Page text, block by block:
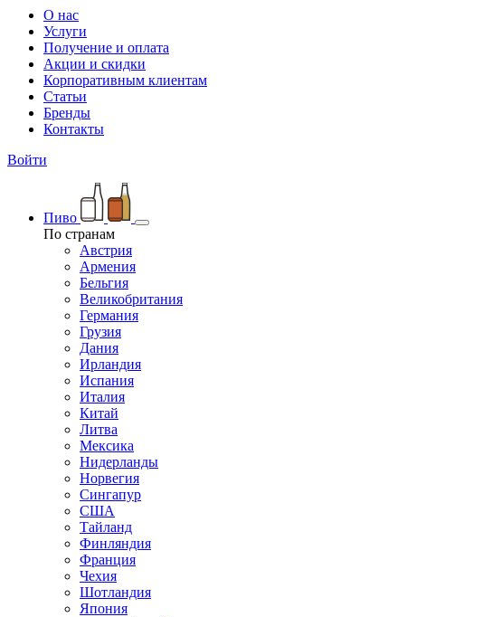
О нас
Услуги
Получение и оплата
Акции и скидки
Корпоративным клиентам
Статьи
Бренды
Контакты
Войти
Пиво
По странам
Австрия
Армения
Бельгия
Великобритания
Германия
Грузия
Дания
Ирландия
Испания
Италия
Китай
Литва
Мексика
Нидерланды
Норвегия
Сингапур
США
Тайланд
Финляндия
Франция
Чехия
Шотландия
Япония